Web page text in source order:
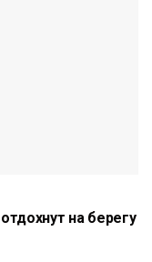
на берегу